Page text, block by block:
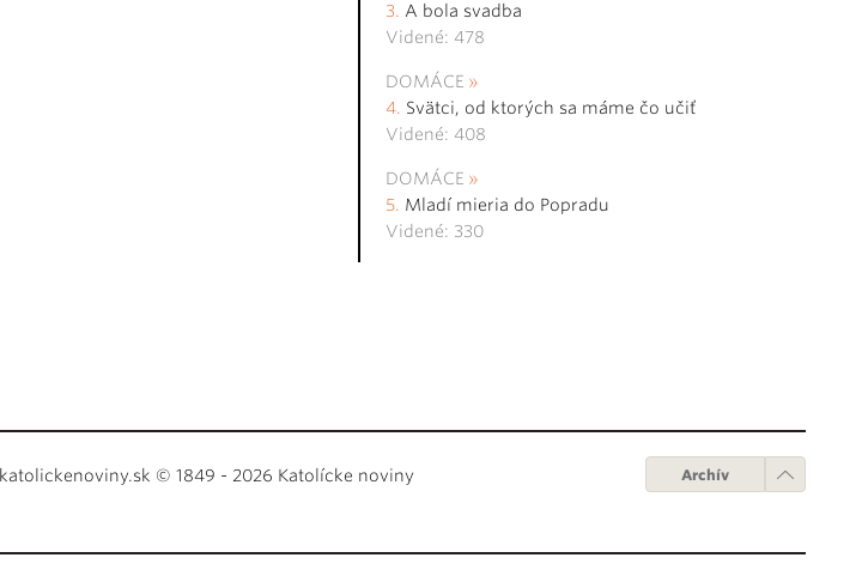
A bola svadba
Videné: 478
DOMÁCE
Svätci, od ktorých sa máme čo učiť
Videné: 408
DOMÁCE
Mladí mieria do Popradu
Videné: 330
katolickenoviny.sk © 1849 - 2026 Katolícke noviny Archív